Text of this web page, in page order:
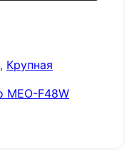
, Крупная
MEO-F48W